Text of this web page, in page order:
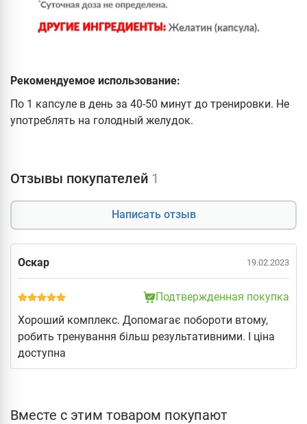
Рекомендуемое использование:
По 1 капсуле в день за 40-50 минут до тренировки. Не
употреблять на голодный желудок.
Отзывы покупателей 1
Написать отзыв
Оскар 19.02.2023
Подтвержденная покупка
Хороший комплекс. Допомагає побороти втому,
робить тренування більш результативними. І ціна
доступна
Вместе с этим товаром покупают